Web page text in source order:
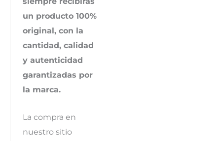
un producto 100%
original, con la
cantidad, calidad
y autenticidad
garantizadas por
la marca.
La compra en
nuestro sitio